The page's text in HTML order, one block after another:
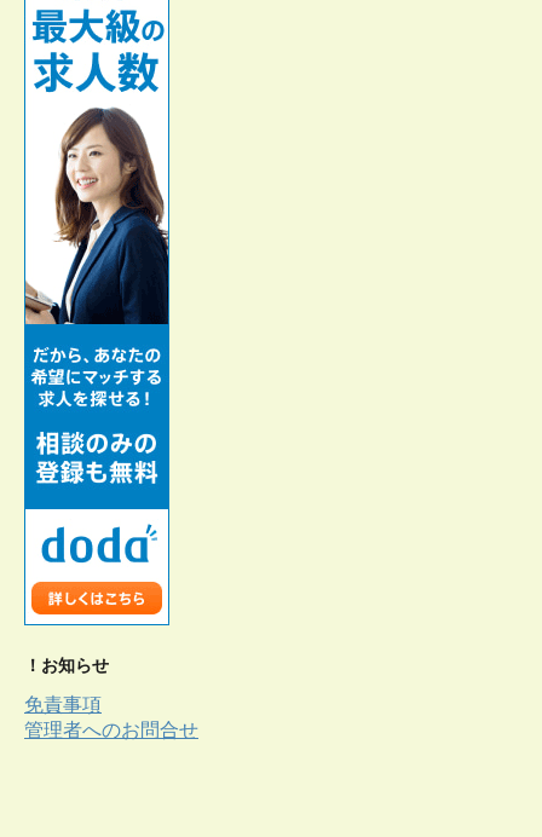
！お知らせ
免責事項
管理者へのお問合せ